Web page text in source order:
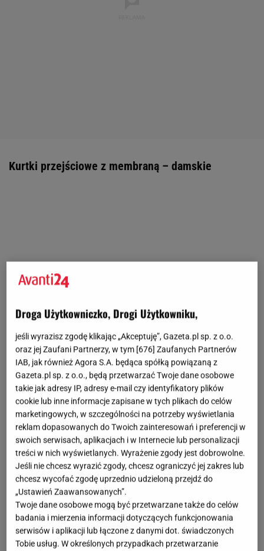
Kurtki przejściowe z membraną – damskie
Droga Użytkowniczko, Drogi Użytkowniku,
jeśli wyrazisz zgodę klikając „Akceptuję”, Gazeta.pl sp. z o.o.
oraz jej Zaufani Partnerzy, w tym [676] Zaufanych Partnerów
IAB, jak również Agora S.A. będąca spółką powiązaną z
Gazeta.pl sp. z o.o., będą przetwarzać Twoje dane osobowe
takie jak adresy IP, adresy e-mail czy identyfikatory plików
cookie lub inne informacje zapisane w tych plikach do celów
marketingowych, w szczególności na potrzeby wyświetlania
reklam dopasowanych do Twoich zainteresowań i preferencji w
swoich serwisach, aplikacjach i w Internecie lub personalizacji
treści w nich wyświetlanych. Wyrażenie zgody jest dobrowolne.
Jeśli nie chcesz wyrazić zgody, chcesz ograniczyć jej zakres lub
chcesz wycofać zgodę uprzednio udzieloną przejdź do
„Ustawień Zaawansowanych”.
Twoje dane osobowe mogą być przetwarzane także do celów
badania i mierzenia informacji dotyczących funkcjonowania
serwisów i aplikacji lub łączone z danymi dot. świadczonych
Tobie usług. W określonych przypadkach przetwarzanie